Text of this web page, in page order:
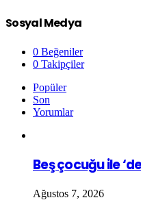
Sosyal Medya
0 Beğeniler
0 Takipçiler
Popüler
Son
Yorumlar
Beş çocuğu ile
Ağustos 7, 2026